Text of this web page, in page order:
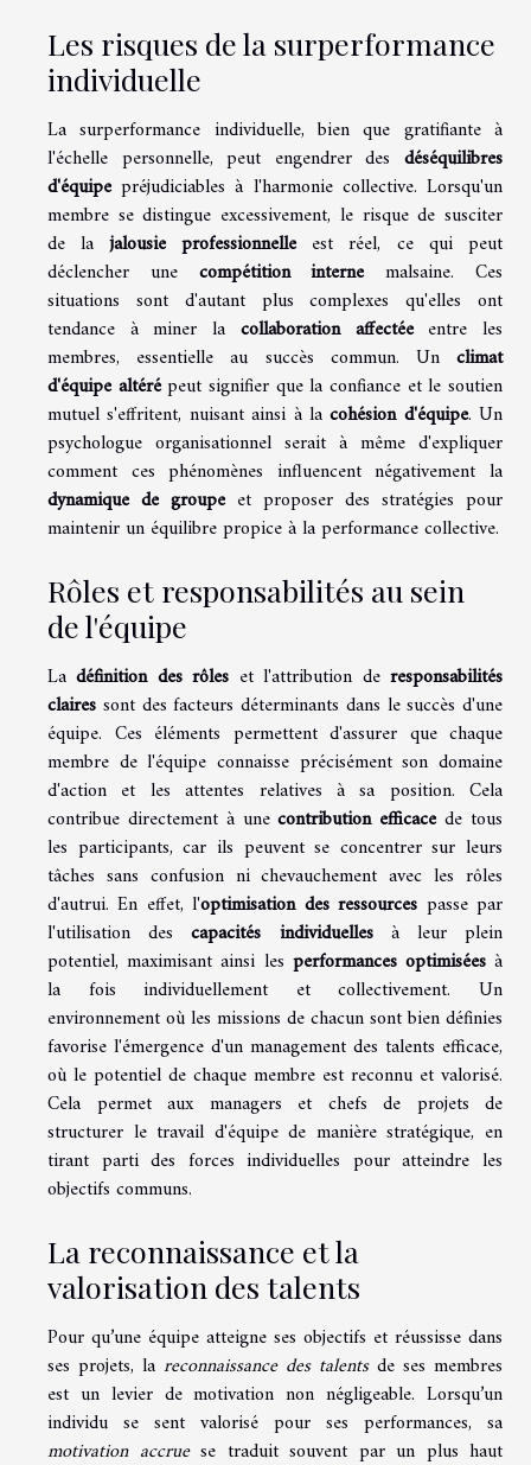
Les risques de la surperformance
individuelle
La surperformance individuelle, bien que gratifiante à
l'échelle personnelle, peut engendrer des déséquilibres
d'équipepréjudiciables à l'harmonie collective. Lorsqu'un
membre se distingue excessivement, le risque de susciter
de lajalousie professionnelleest réel, ce qui peut
déclencher une compétition internemalsaine. Ces
situations sont d'autant plus complexes qu'elles ont
tendance à miner la collaboration affectéeentre les
membres, essentielle au succès commun. Un climat
d'équipe altérépeut signifier que la confiance et le soutien
mutuel s'effritent, nuisant ainsi à lacohésion d'équipe. Un
psychologue organisationnel serait à même d'expliquer
comment ces phénomènes influencent négativement la
dynamique de groupeet proposer des stratégies pour
maintenir un équilibre propice à la performance collective.
Rôles et responsabilités au sein
de l'équipe
Ladéfinition des rôles et l'attribution deresponsabilités
claires sont des facteurs déterminants dans le succès d'une
équipe. Ces éléments permettent d'assurer que chaque
membre de l'équipe connaisse précisément son domaine
d'action et les attentes relatives à sa position. Cela
contribue directement à unecontribution efficacede tous
les participants, car ils peuvent se concentrer sur leurs
tâches sans confusion ni chevauchement avec les rôles
d'autrui. En effet, l'optimisation des ressources passe par
l'utilisation descapacités individuellesà leur plein
potentiel, maximisant ainsi les performances optimiséesà
la fois individuellement et collectivement. Un
environnement où les missions de chacun sont bien définies
favorise l'émergence d'un management des talents efficace,
où le potentiel de chaque membre est reconnu et valorisé.
Cela permet aux managers et chefs de projets de
structurer le travail d'équipe de manière stratégique, en
tirant parti des forces individuelles pour atteindre les
objectifs communs.
La reconnaissance et la
valorisation des talents
Pour qu’une équipe atteigne ses objectifs et réussisse dans
ses projets, la reconnaissance des talentsde ses membres
est un levier de motivation non négligeable. Lorsqu’un
individu se sent valorisé pour ses performances, sa
motivation accruese traduit souvent par un plus haut